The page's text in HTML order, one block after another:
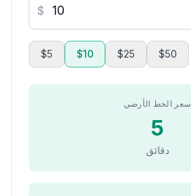
$
$5 $10 $25 $50
سعر الخط الأرضي
5
دقائق